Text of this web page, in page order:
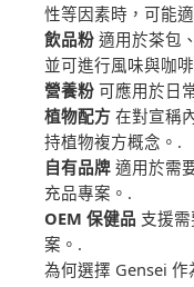
性等因素時，可能
飲品粉 適用於茶包
並可進行風味與咖
營養粉 可應用於日
植物配方 在對宣稱
持植物複方概念。.
自有品牌 適用於需
充品專案。.
OEM 保健品 支援
案。.
為何選擇 Gensei